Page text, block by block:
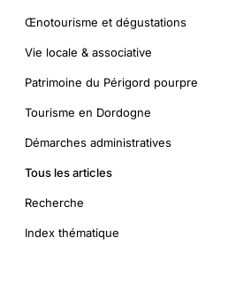
Œnotourisme et dégustations
Vie locale & associative
Patrimoine du Périgord pourpre
Tourisme en Dordogne
Démarches administratives
Tous les articles
Recherche
Index thématique